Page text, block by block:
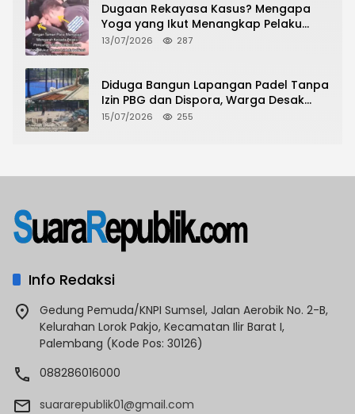
Dugaan Rekayasa Kasus? Mengapa
Yoga yang Ikut Menangkap Pelaku
Pencurian Toko Ponsel di Pancur Batu
13/07/2026 287
Diduga Bangun Lapangan Padel Tanpa
Izin PBG dan Dispora, Warga Desak
CKTRP dan Dispora Jakarta Barat
15/07/2026 255
Info Redaksi
Gedung Pemuda/KNPI Sumsel, Jalan Aerobik No. 2-B,
Kelurahan Lorok Pakjo, Kecamatan Ilir Barat I,
Palembang (Kode Pos: 30126)
088286016000
suararepublik01@gmail.com